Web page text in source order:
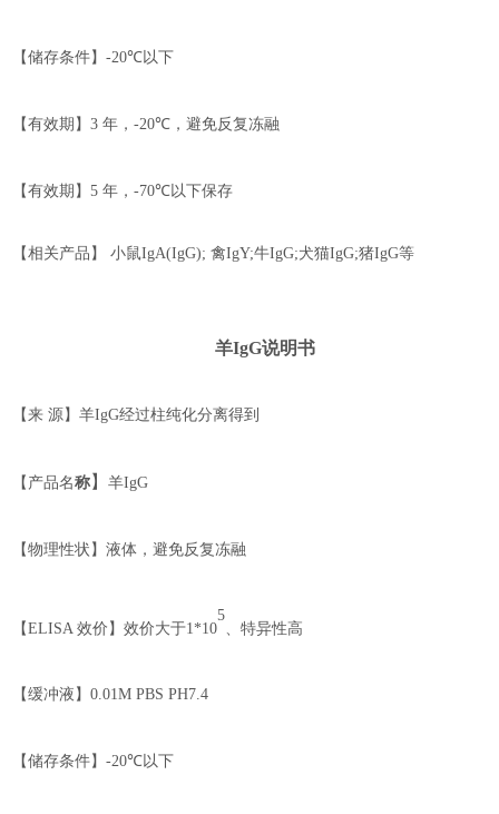
【储存条件】-20℃以下
【有效期】3年，-20℃ ，避免反复冻融
【有效期】5年，-70℃以下保存
【相关产品】 小鼠IgA(IgG); 禽IgY;牛IgG;犬猫IgG;猪IgG等
羊IgG说明书
【来 源】羊IgG经过柱纯化分离得到
【 产品名称 】羊IgG
【物理性状】液体，避免反复冻融
【ELISA效价】效价大于1*10
5
、特异性高
【缓冲液】0.01M PBS PH7.4
【储存条件】-20℃以下